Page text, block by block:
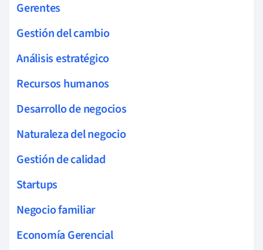
Gerentes
Gestión del cambio
Análisis estratégico
Recursos humanos
Desarrollo de negocios
Naturaleza del negocio
Gestión de calidad
Startups
Negocio familiar
Economía Gerencial